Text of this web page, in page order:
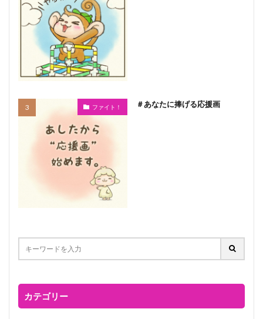
ファイト！ ＃あなたに捧げる応援画
カテゴリー